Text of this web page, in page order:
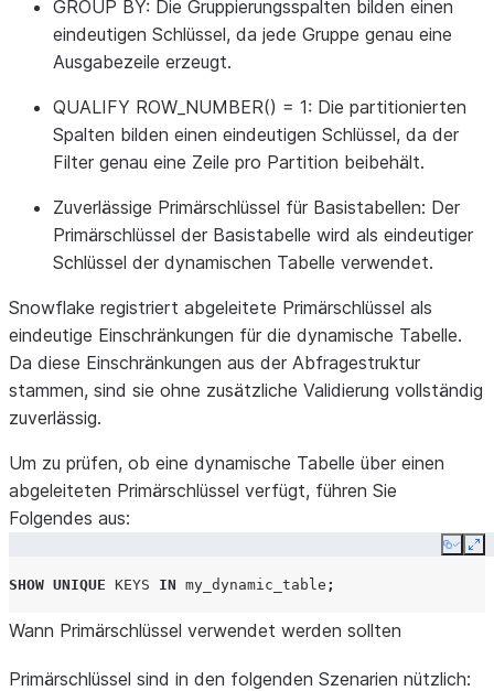
GROUP BY: Die Gruppierungsspalten bilden einen
eindeutigen Schlüssel, da jede Gruppe genau eine
Ausgabezeile erzeugt.
QUALIFY ROW_NUMBER() = 1: Die partitionierten
Spalten bilden einen eindeutigen Schlüssel, da der
Filter genau eine Zeile pro Partition beibehält.
Zuverlässige Primärschlüssel für Basistabellen: Der
Primärschlüssel der Basistabelle wird als eindeutiger
Schlüssel der dynamischen Tabelle verwendet.
Snowflake registriert abgeleitete Primärschlüssel als
eindeutige Einschränkungen für die dynamische Tabelle.
Da diese Einschränkungen aus der Abfragestruktur
stammen, sind sie ohne zusätzliche Validierung vollständig
zuverlässig.
Um zu prüfen, ob eine dynamische Tabelle über einen
abgeleiteten Primärschlüssel verfügt, führen Sie
Folgendes aus:
Copy
SHOW UNIQUE KEYS IN my_dynamic_table ;
Wann Primärschlüssel verwendet werden sollten
Primärschlüssel sind in den folgenden Szenarien nützlich: